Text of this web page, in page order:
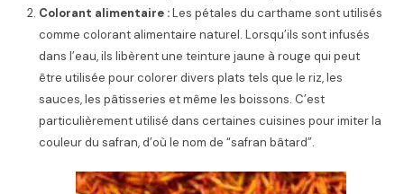
Colorant alimentaire :Les pétales du carthame sont utilisés
comme colorant alimentaire naturel. Lorsqu’ils sont infusés
dans l’eau, ils libèrent une teinture jaune à rouge qui peut
être utilisée pour colorer divers plats tels que le riz, les
sauces, les pâtisseries et même les boissons. C’est
particulièrement utilisé dans certaines cuisines pour imiter la
couleur du safran, d’où le nom de “safran bâtard”.